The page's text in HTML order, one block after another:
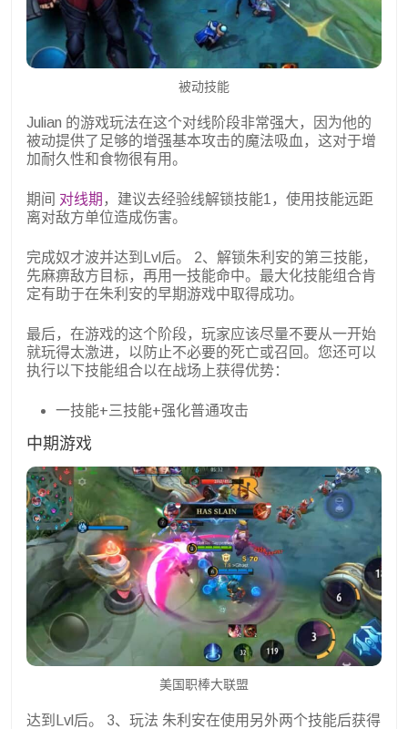
被动技能
Julian 的游戏玩法在这个对线阶段非常强大，因为他的
被动提供了足够的增强基本攻击的魔法吸血，这对于增
加耐久性和食物很有用。
期间 对线期 ，建议去经验线解锁技能1，使用技能远距
离对敌方单位造成伤害。
完成奴才波并达到Lvl后。 2、解锁朱利安的第三技能，
先麻痹敌方目标，再用一技能命中。最大化技能组合肯
定有助于在朱利安的早期游戏中取得成功。
最后，在游戏的这个阶段，玩家应该尽量不要从一开始
就玩得太激进，以防止不必要的死亡或召回。您还可以
执行以下技能组合以在战场上获得优势：
一技能+三技能+强化普通攻击
中期游戏
美国职棒大联盟
达到Lvl后。 3、玩法 朱利安在使用另外两个技能后获得